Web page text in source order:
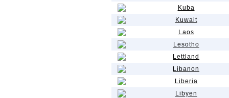
Kuba
Kuwait
Laos
Lesotho
Lettland
Libanon
Liberia
Libyen